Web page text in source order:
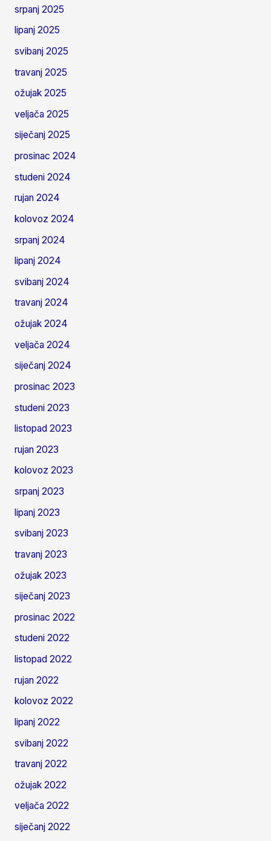
srpanj 2025
lipanj 2025
svibanj 2025
travanj 2025
ožujak 2025
veljača 2025
siječanj 2025
prosinac 2024
studeni 2024
rujan 2024
kolovoz 2024
srpanj 2024
lipanj 2024
svibanj 2024
travanj 2024
ožujak 2024
veljača 2024
siječanj 2024
prosinac 2023
studeni 2023
listopad 2023
rujan 2023
kolovoz 2023
srpanj 2023
lipanj 2023
svibanj 2023
travanj 2023
ožujak 2023
siječanj 2023
prosinac 2022
studeni 2022
listopad 2022
rujan 2022
kolovoz 2022
lipanj 2022
svibanj 2022
travanj 2022
ožujak 2022
veljača 2022
siječanj 2022